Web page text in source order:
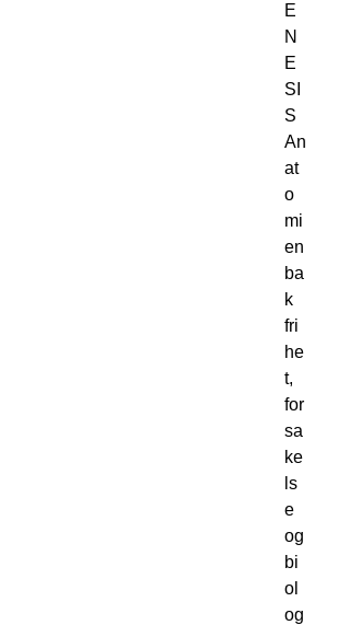
E
N
E
SI
S
An
at
o
mi
en
ba
k
fri
he
t,
for
sa
ke
ls
e
og
bi
ol
og